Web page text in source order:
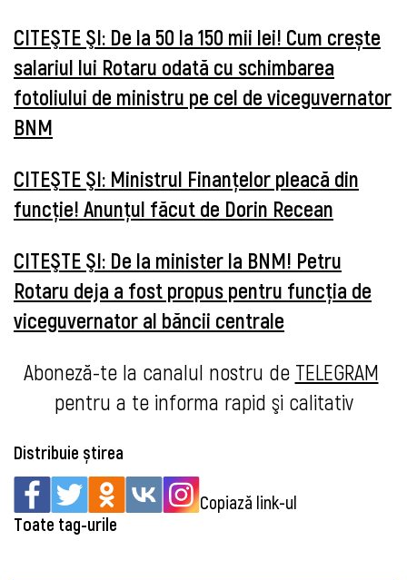
CITEŞTE ŞI: De la 50 la 150 mii lei! Cum crește
salariul lui Rotaru odată cu schimbarea
fotoliului de ministru pe cel de viceguvernator
BNM
CITEŞTE ŞI: Ministrul Finanțelor pleacă din
funcție! Anunțul făcut de Dorin Recean
CITEŞTE ŞI: De la minister la BNM! Petru
Rotaru deja a fost propus pentru funcția de
viceguvernator al băncii centrale
Aboneză-te la canalul nostru de TELEGRAM
pentru a te informa rapid şi calitativ
Distribuie știrea
Copiază link-ul
Toate tag-urile